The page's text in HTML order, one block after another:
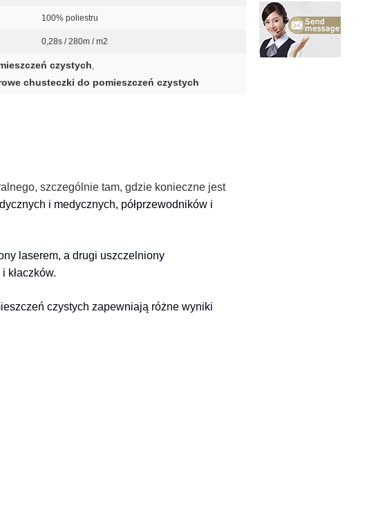
100% poliestru
0,28s / 280m / m2
czystych,
chusteczki do pomieszczeń czystych
szczególnie tam, gdzie konieczne jest
i medycznych, półprzewodników i
laserem, a drugi uszczelniony
kłaczków.
czystych zapewniają różne wyniki